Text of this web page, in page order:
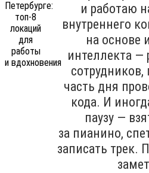
и работаю
внутреннего
на основе
интеллекта
часть дня
кода. И
паузу —
за пианино,
записать трек.